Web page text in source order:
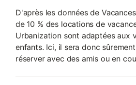
D'après les données de
de 10 % des locations de
Urbanization sont adaptées aux
enfants. Ici, il sera donc
réserver avec des amis ou en